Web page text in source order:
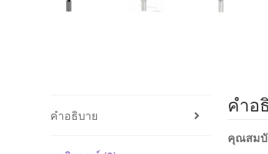
คำอธิบาย คำอ
คุณสมบั